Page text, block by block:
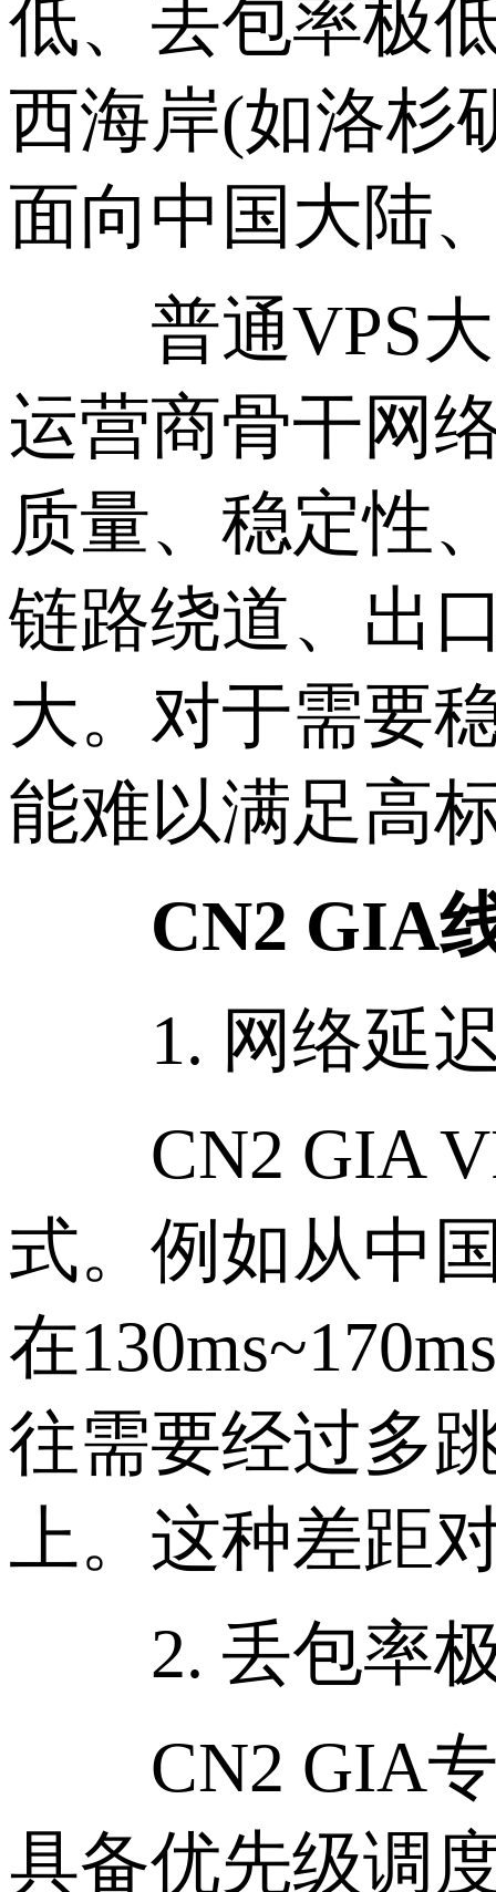
低、丢包率极
西海岸(如洛杉
面向中国大陆
普通VPS大
运营商骨干网
质量、稳定性
链路绕道、出
大。对于需要
能难以满足高
CN2 GIA线
1. 网络延迟
CN2 GIA
式。例如从中
在
往需要经过多
上。这种差距
2. 丢包率极
CN2 GIA专
具备优先级调